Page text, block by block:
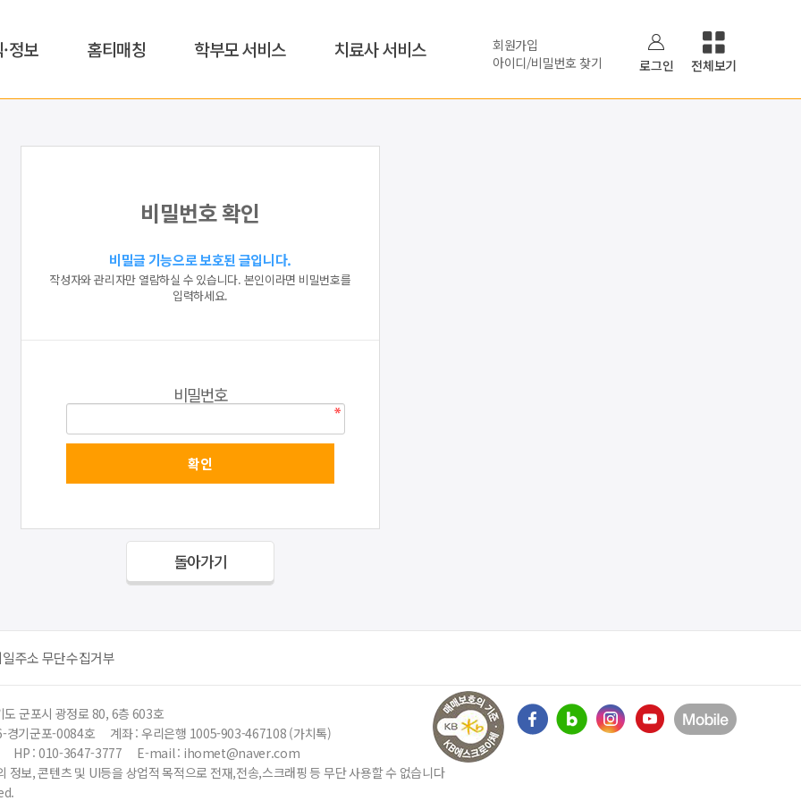
정보 홈티매칭 학부모 서비스 치료사 서비스
회원가입
아이디/비밀번호 찾기
로그인 전체보기
비밀번호 확인
비밀글 기능으로 보호된 글입니다.
작성자와 관리자만 열람하실 수 있습니다. 본인이라면 비밀번호를
입력하세요.
비밀번호
돌아가기
주소 무단수집거부
도 군포시 광정로 80, 6층 603호
경기군포-0084호
계좌 : 우리은행 1005-903-467108 (가치톡)
HP : 010-3647-3777
E-mail : ihomet@naver.com
정보, 콘텐츠 및 UI등을 상업적 목적으로 전재,전송,스크래핑 등 무단 사용할 수 없습니다